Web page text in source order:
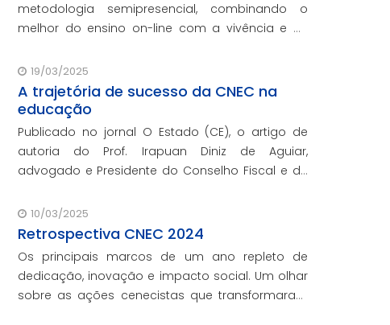
metodologia semipresencial, combinando o
melhor do ensino on-line com a vivência e as
19/03/2025
A trajetória de sucesso da CNEC na
educação
Publicado no jornal O Estado (CE), o artigo de
autoria do Prof. Irapuan Diniz de Aguiar,
advogado e Presidente do Conselho Fiscal e de
e o impacto cenecista na educação brasileira.
10/03/2025
Retrospectiva CNEC 2024
Os principais marcos de um ano repleto de
dedicação, inovação e impacto social. Um olhar
sobre as ações cenecistas que transformaram